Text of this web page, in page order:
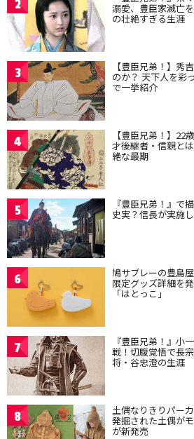
2 溺愛、豊臣家滅亡
の壮絶すぎる生涯
3 【豊臣兄弟！】秀
のか？ 天下人を彩
で一挙紹介
4 【豊臣兄弟！】22
才後継者・信親と
絶な最期
5 『豊臣兄弟！』で
史実？信長が実施
6 鳩サブレーの豊島
限定グッズ詳細を
「はとっこ」
7 『豊臣兄弟！』小
戦！切腹覚悟で長
将・谷忠澄の生涯
8 土偶なりきりパー
発掘された土偶が
が新発売